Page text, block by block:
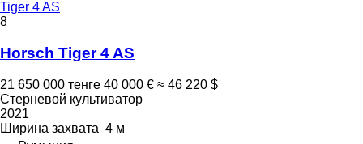
Tiger 4 AS
8
Horsch Tiger 4 AS
21 650 000 тенге 40 000 € ≈ 46 220 $
Стерневой культиватор
2021
Ширина захвата 4 м